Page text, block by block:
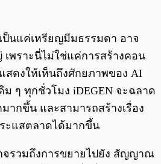
เป็นแค่เหรียญมีมธรรมดา อาจ
พราะนี่ไม่ใช่แค่การสร้างคอน
สดงให้เห็นถึงศักยภาพของ AI
ๆ ทุกชั่วโมง iDEGEN จะฉลาด
ากขึ้น และสามารถสร้างเรื่อง
ะแสตลาดได้มากขึ้น
จรวมถึงการขยายไปยัง สัญญาณ